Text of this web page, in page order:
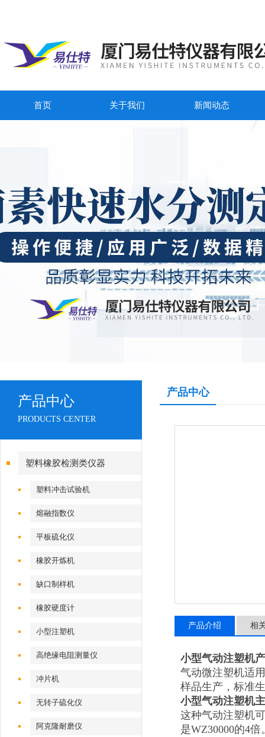
首页 关于我们 新闻动态
产品中心
PRODUCTS CENTER
塑料橡胶检测类仪器
塑料冲击试验机
熔融指数仪
平板硫化仪
橡胶开炼机
缺口制样机
橡胶硬度计
小型注塑机
高绝缘电阻测量仪
冲片机
无转子硫化仪
阿克隆耐磨仪
产品中心
产品介绍 相
小型气动注塑机
气动微注塑机适
样品生产，标准
小型气动注塑机
这种气动注塑机
是WZ30000的4倍